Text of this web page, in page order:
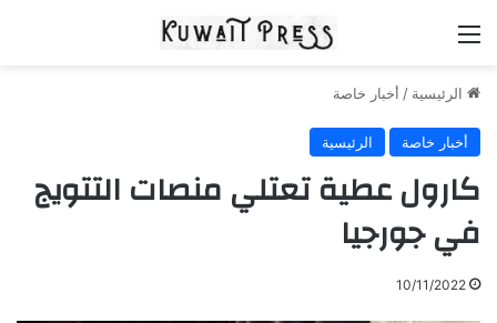
الرئيسية / أخبار خاصة
أخبار خاصة الرئيسية
كارول عطية تعتلي منصات التتويج
في جورجيا
10/11/2022